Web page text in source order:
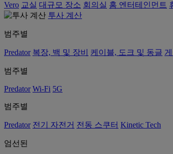
Vero 교실 대규모 장소 회의실 홈 엔터테인먼트
투사 계산
범주별
Predator 복장, 백 및 장비 케이블, 도크 및 동글
범주별
Predator Wi-Fi 5G
범주별
Predator 전기 자전거 전동 스쿠터 Kinetic Tech
엄선된